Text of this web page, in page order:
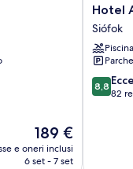
Il
prezzo
attuale
189 €
e oneri inclusi
6 set - 7 set
Hotel
Azúr
Siófok
Hotel
Siófok
Piscina
8.8
su
8,8
82